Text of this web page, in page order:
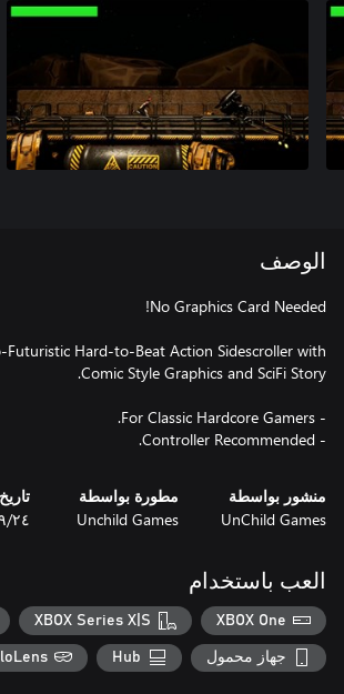
الوصف
Futuristic Hard-to-Beat Action Sidescroller with
- Controller Recommended.
منشور بواسطة
UnChild Games
مطورة بواسطة
Unchild Games ٢٤‏/٩‏/٢٠١٩
العب باستخدام
XBOX One
XBOX Series X|S
جهاز محمول Hub